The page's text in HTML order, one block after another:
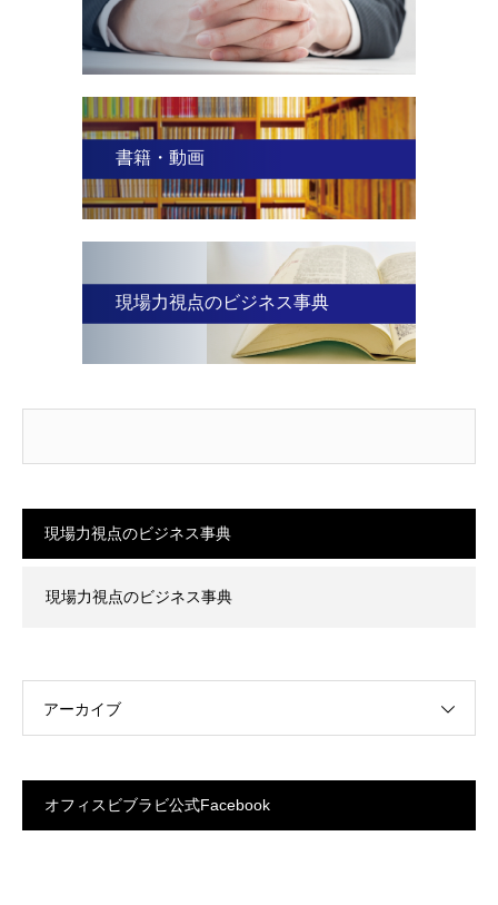
書籍・動画
現場力視点のビジネス事典
現場力視点のビジネス事典
現場力視点のビジネス事典
アーカイブ
オフィスビブラビ公式Facebook